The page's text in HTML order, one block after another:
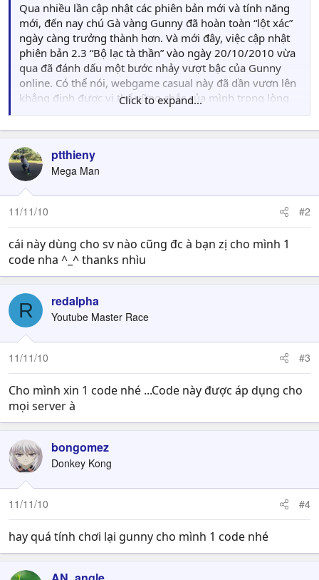
Qua nhiều lần cập nhật các phiên bản mới và tính năng
mới, đến nay chú Gà vàng Gunny đã hoàn toàn “lột xác”
ngày càng trưởng thành hơn. Và mới đây, việc cập nhật
phiên bản 2.3 “Bộ lạc tà thần” vào ngày 20/10/2010 vừa
qua đã đánh dấu một bước nhảy vượt bậc của Gunny
online. Có thể nói, webgame casual này đã dần vươn lên
khẳng định được vị thế vững chắc của mình trong lòng
game thủ Việt.
Nhân dịp ra mắt phiên bản mới Gunny 2.3 và nhằm đáp
thân tặng 500 Giftcode
11/11/2010, khi đăng nhập vào trò chơi game thủ có thể
vào khu vực
huân chương, rương bảo thiết, đồng tiền Johnny, 1 bộ
Cách thức nhận quà Gift code “Sinh nhật Gunny”như
sau:
Bước 1:
Gunner tiến hành đăng nhập vào Gunny Online, sau đó
di chuyển vào khu vực
Khu vực hoạt động và đổi trưởng
Bước 2:
Trong bảng danh sách các hoạt động đang diễn ra, bạn
nhấp chọn hoạt động
Bước 3:
Nhập mã quà tặng vào ô:
Sau khi đã nhập mã quà tặng, bạn nhấn nút "Nhận" để
Click to expand...
ptthieny
Mega Man
11/11/10 #2
cái này dùng cho sv nào cũng đc à bạn zị cho mình 1
code nha ^_^ thanks nhìu
R redalpha
Youtube Master Race
11/11/10 #3
Cho mình xin 1 code nhé ...Code này được áp dụng cho
mọi server à
bongomez
Donkey Kong
11/11/10 #4
hay quá tính chơi lại gunny cho mình 1 code nhé